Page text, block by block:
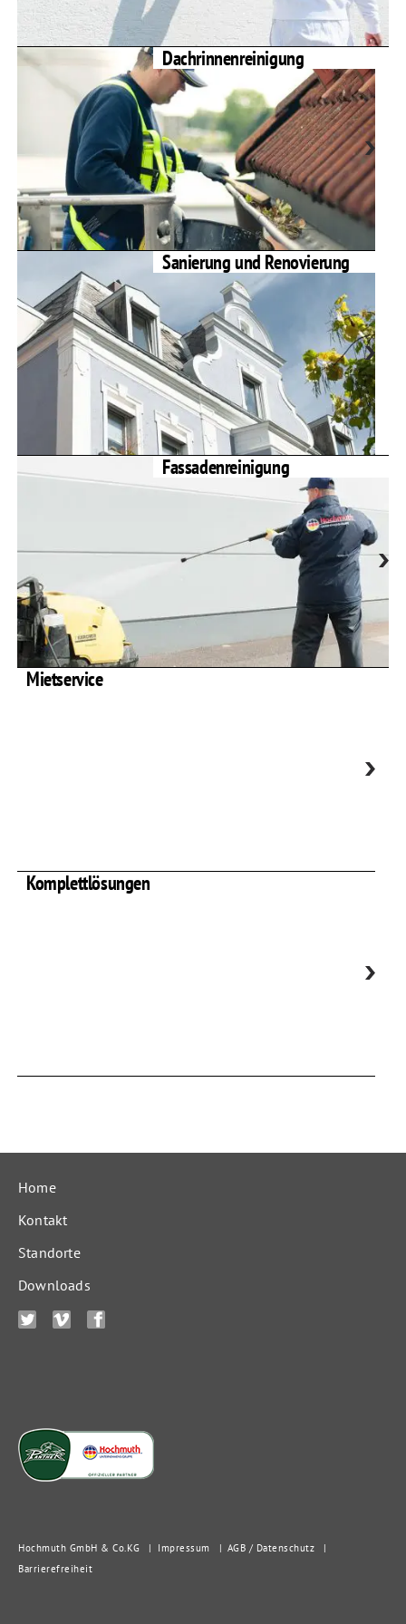
Dachrinnenreinigung
Sanierung und Renovierung
Fassadenreinigung
Mietservice
Komplettlösungen
Home
Kontakt
Standorte
Downloads
Hochmuth GmbH & Co. KG | Impressum | AGB / Datenschutz
|
Barrierefreiheit